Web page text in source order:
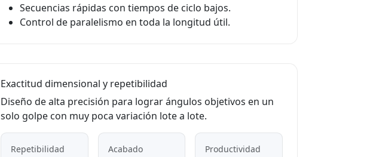
Secuencias rápidas con tiempos de ciclo bajos.
Control de paralelismo en toda la longitud útil.
Exactitud dimensional y repetibilidad
Diseño de alta precisión para lograr ángulos objetivos en un
solo golpe con muy poca variación lote a lote.
Repetibilidad Acabado Productividad